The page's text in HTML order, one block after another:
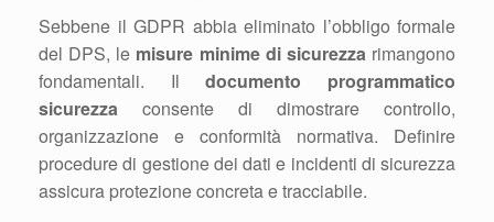
Sebbene il GDPR abbia eliminato l’obbligo formale
del DPS, le misure minime di sicurezzarimangono
fondamentali. Ildocumento programmatico
sicurezza consente di dimostrare controllo,
organizzazione e conformità normativa. Definire
procedure di gestione dei dati e incidenti di sicurezza
assicura protezione concreta e tracciabile.